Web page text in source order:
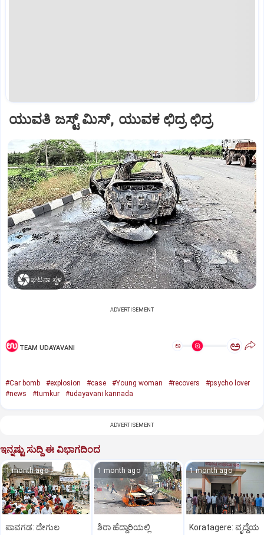
ಯುವತಿ ಜಸ್ಟ್ ಮಿಸ್, ಯುವಕ ಛಿದ್ರ ಛಿದ್ರ
ಘಟನಾ ಸ್ಥಳ
ADVERTISEMENT
TEAM UDAYAVANI ಅ ಅ
#Car bomb #explosion #case #Young woman #recovers
#psycho lover
#news
#tumkur #udayavani kannada
ADVERTISEMENT
ಇನ್ನಷ್ಟು ಸುದ್ದಿ ಈ ವಿಭಾಗದಿಂದ
1 month ago
ಪಾವಗಡ: ದೇಗುಲ
1 month ago
ಶಿರಾ ಹೆದ್ದಾರಿಯಲ್ಲಿ
1 month ago
Koratagere: ವೃದ್ದೆಯ